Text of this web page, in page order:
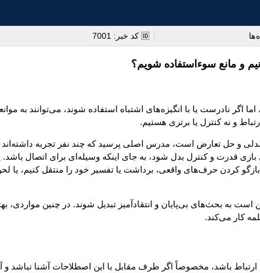
ها 🆔 کد خبر: 7001
و مانع سوءاستفاده شویم؟
اگر نادرست یا با انگیزه‌های اشتباه استفاده شوند، می‌توانند به
و نه کنترل یا برتری هستیم.
و حل تعارض است، مدرس اصلی پرسید که چند نفر تجربه
بازی قدرت و کنترل بدل شود، به جای اینکه وسیله‌ای برای اتصال
کردن حرف‌های واقعی، برداشت یا تفسیر خود را منتقل کنیم، یا
بحث‌های بی‌پایان و انتقادآمیز تبدیل شوند. در چنین مواردی،
کار می‌کند.
باشد، مخصوصاً اگر طرف مقابل با این اصطلاحات آشنا نباشد و